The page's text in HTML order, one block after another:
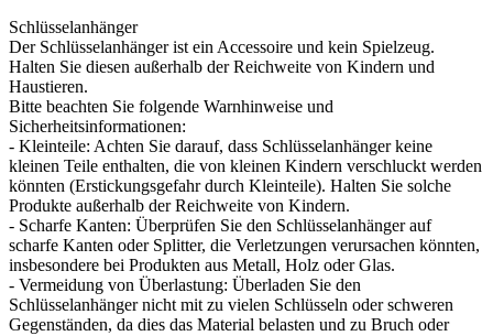
Schlüsselanhänger
Der Schlüsselanhänger ist ein Accessoire und kein Spielzeug.
Halten Sie diesen außerhalb der Reichweite von Kindern und
Haustieren.
Bitte beachten Sie folgende Warnhinweise und
Sicherheitsinformationen:
- Kleinteile: Achten Sie darauf, dass Schlüsselanhänger keine
kleinen Teile enthalten, die von kleinen Kindern verschluckt werden
könnten (Erstickungsgefahr durch Kleinteile). Halten Sie solche
Produkte außerhalb der Reichweite von Kindern.
- Scharfe Kanten: Überprüfen Sie den Schlüsselanhänger auf
scharfe Kanten oder Splitter, die Verletzungen verursachen könnten,
insbesondere bei Produkten aus Metall, Holz oder Glas.
- Vermeidung von Überlastung: Überladen Sie den
Schlüsselanhänger nicht mit zu vielen Schlüsseln oder schweren
Gegenständen, da dies das Material belasten und zu Bruch oder